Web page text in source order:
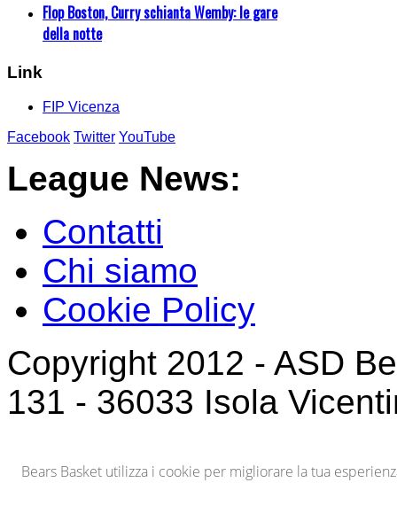
Flop Boston, Curry schianta Wemby: le gare
della notte
Link
FIP Vicenza
Facebook Twitter YouTube
League News:
Contatti
Chi siamo
Cookie Policy
Copyright 2012 - ASD
131 - 36033 Isola
Bears Basket utilizza i cookie per migliorare la tua